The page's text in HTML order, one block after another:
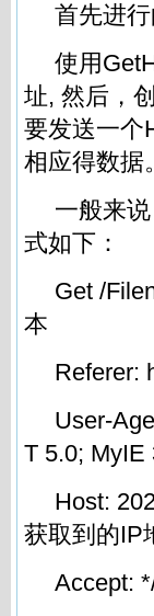
首先进行
使用
址, 然后，
要发送一个
相应得数据。
一般来
式如下：
Get /
本
Referer:
User-
T 5.0; MyIE
Host:
获取到的IP